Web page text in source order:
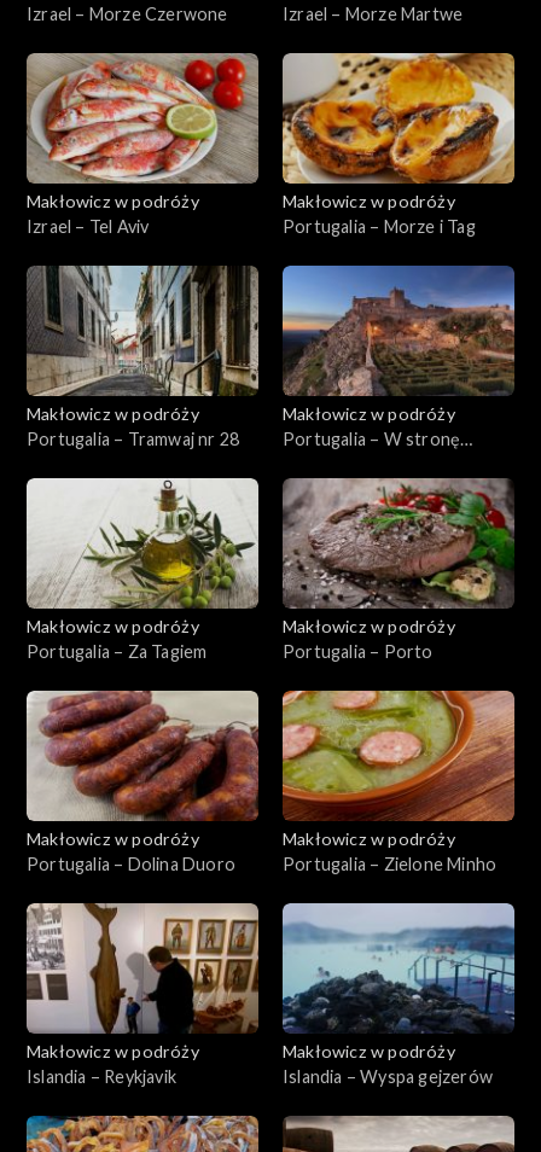
Izrael – Morze Czerwone
Izrael – Morze Martwe
Makłowicz w podróży
Izrael – Tel Aviv
Makłowicz w podróży
Portugalia – Morze i Tag
Makłowicz w podróży
Portugalia – Tramwaj nr 28
Makłowicz w podróży
Portugalia – W stronę
Makłowicz w podróży
Portugalia – Za Tagiem
Makłowicz w podróży
Portugalia – Porto
Makłowicz w podróży
Portugalia – Dolina Duoro
Makłowicz w podróży
Portugalia – Zielone Minho
Makłowicz w podróży
Islandia – Reykjavik
Makłowicz w podróży
Islandia – Wyspa gejzerów